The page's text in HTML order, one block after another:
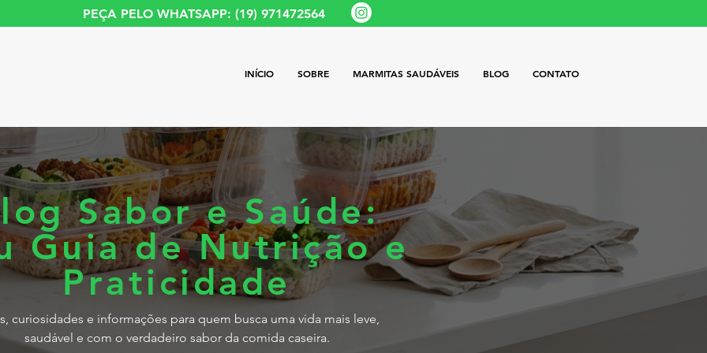
PEÇA PELO WHATSAPP: (19) 971472564
INÍCIO SOBRE MARMITAS SAUDÁVEIS BLOG CONTATO
Sabor e Saúde:
Guia de Nutrição e
Praticidade
curiosidades e informações para quem busca uma vida mais leve,
saudável e com o verdadeiro sabor da comida caseira.